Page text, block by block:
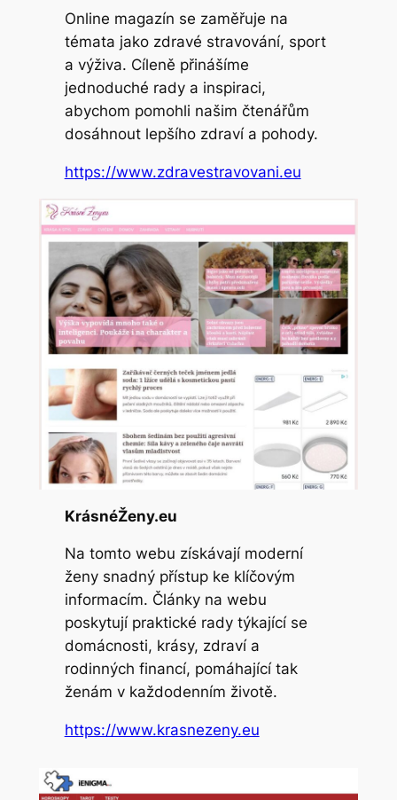
Online magazín se zaměřuje na
témata jako zdravé stravování, sport
a výživa. Cíleně přinášíme
jednoduché rady a inspiraci,
abychom pomohli našim čtenářům
dosáhnout lepšího zdraví a pohody.
https://www.zdravestravovani.eu
KrásnéŽeny.eu
Na tomto webu získávají moderní
ženy snadný přístup ke klíčovým
informacím. Články na webu
poskytují praktické rady týkající se
domácnosti, krásy, zdraví a
rodinných financí, pomáhající tak
ženám v každodenním životě.
https://www.krasnezeny.eu